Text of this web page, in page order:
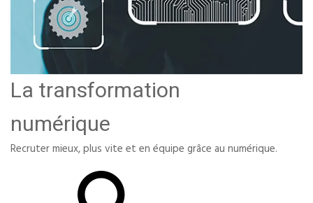
La transformation
numérique
Recruter mieux, plus vite et en équipe grâce au numérique.